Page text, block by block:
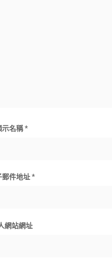
示名稱*
郵件地址*
網站網址